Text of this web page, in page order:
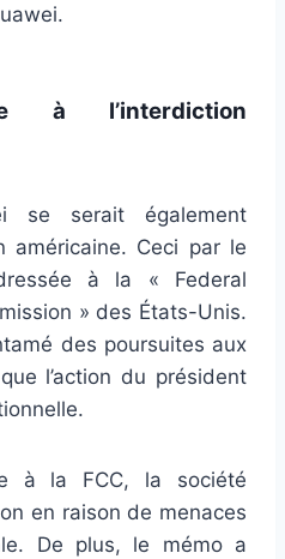
à l’interdiction
se serait également
américaine. Ceci par le
à la « Federal
» des États-Unis.
des poursuites aux
l’action du président
à la FCC, la société
en raison de menaces
De plus, le mémo a